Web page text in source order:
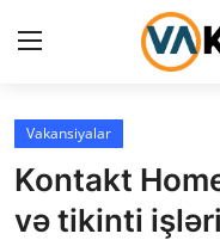
Login
Ana səhifə
Vakansiyalar
Kontakt
və tikinti